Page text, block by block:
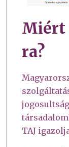
Miért
ra?
TAJ